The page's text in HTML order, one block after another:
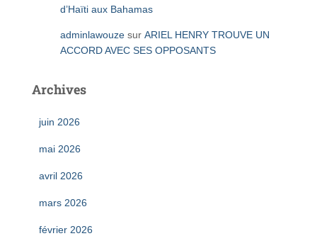
d’Haïti aux Bahamas
adminlawouze sur ARIEL HENRY TROUVE UN
ACCORD AVEC SES OPPOSANTS
Archives
juin 2026
mai 2026
avril 2026
mars 2026
février 2026